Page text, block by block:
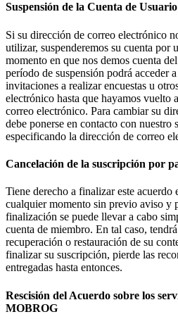
Suspensión de la Cuenta de Usuario
Si su dirección de correo electrónico
utilizar, suspenderemos su cuenta por
momento en que nos demos cuenta
período de suspensión podrá acceder
invitaciones a realizar encuestas u
electrónico hasta que hayamos vuelto
correo electrónico. Para cambiar su
debe ponerse en contacto con nuestro
especificando la dirección de correo
Cancelación de la suscripción por
Tiene derecho a finalizar este
cualquier momento sin previo aviso y
finalización se puede llevar a cabo
cuenta de miembro. En tal caso,
recuperación o restauración de su
finalizar su suscripción, pierde las
entregadas hasta entonces.
Rescisión del Acuerdo sobre los
MOBROG